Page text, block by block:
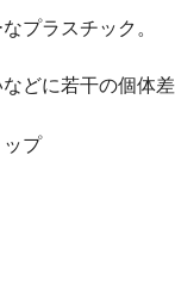
プラスチック。
どに若干の個体差
プ